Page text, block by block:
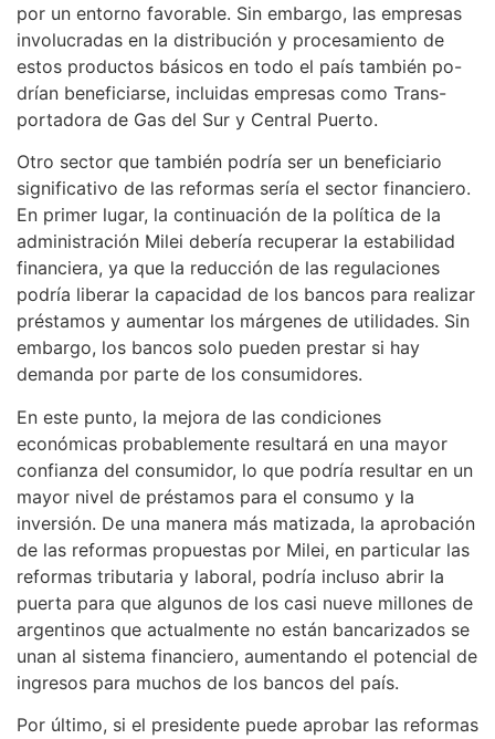
por un entorno favorable. Sin embargo, las empresas
involucradas en la distribución y procesamiento de
estos productos básicos en todo el país también po-
drían beneficiarse, incluidas empresas como Trans-
portadora de Gas del Sur y Central Puerto.
Otro sector que también podría ser un beneficiario
significativo de las reformas sería el sector financiero.
En primer lugar, la continuación de la política de la
administración Milei debería recuperar la estabilidad
financiera, ya que la reducción de las regulaciones
podría liberar la capacidad de los bancos para realizar
préstamos y aumentar los márgenes de utilidades. Sin
embargo, los bancos solo pueden prestar si hay
demanda por parte de los consumidores.
En este punto, la mejora de las condiciones
económicas probablemente resultará en una mayor
confianza del consumidor, lo que podría resultar en un
mayor nivel de préstamos para el consumo y la
inversión. De una manera más matizada, la aprobación
de las reformas propuestas por Milei, en particular las
reformas tributaria y laboral, podría incluso abrir la
puerta para que algunos de los casi nueve millones de
argentinos que actualmente no están bancarizados se
unan al sistema financiero, aumentando el potencial de
ingresos para muchos de los bancos del país.
Por último, si el presidente puede aprobar las reformas